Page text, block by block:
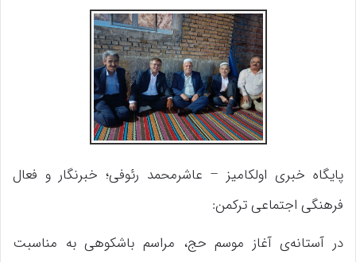
پایگاه خبری اولکامیز – عاشرمحمد رئوفی؛ خبرنگار و فعال
فرهنگی اجتماعی ترکمن:
در آستانه‌ی آغاز موسم حج، مراسم باشکوهی به مناسبت